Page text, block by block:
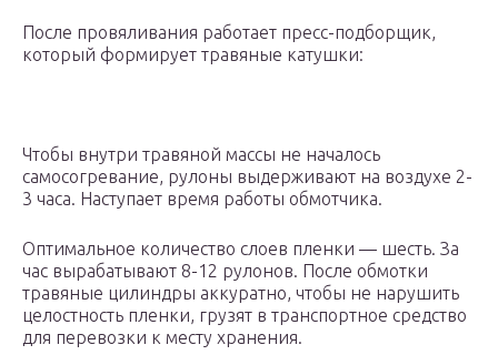
После провяливания работает пресс-подборщик,
который формирует травяные катушки:
Чтобы внутри травяной массы не началось
самосогревание, рулоны выдерживают на воздухе 2-
3 часа. Наступает время работы обмотчика.
Оптимальное количество слоев пленки — шесть. За
час вырабатывают 8-12 рулонов. После обмотки
травяные цилиндры аккуратно, чтобы не нарушить
целостность пленки, грузят в транспортное средство
для перевозки к месту хранения.